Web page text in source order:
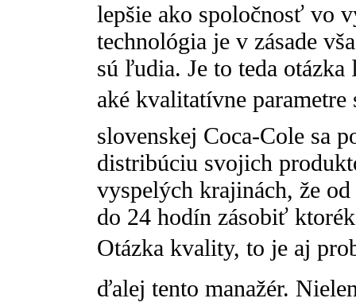
lepšie ako spoločnosť vo
technológia je v zásade
sú ľudia. Je to teda
aké kvalitatívne parametre
slovenskej Coca-Cole sa
distribúciu svojich
vyspelých krajinách, že
do 24 hodín zásobiť
Otázka kvality, to je aj
ďalej tento manažér.